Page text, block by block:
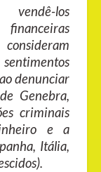
los
denunciar
Genebra,
criminais
e a
Itália,